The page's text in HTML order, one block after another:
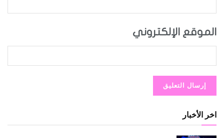
الموقع الإلكتروني
اخر الأخبار